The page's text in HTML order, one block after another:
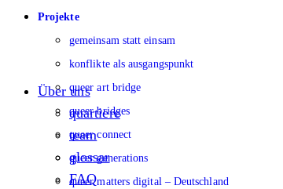
Projekte
gemeinsam statt einsam
konflikte als ausgangspunkt
queer art bridge
queer bridges
queer connect
queer generations
queer matters digital – Deutschland
Über uns
quartiere
team
glossar
FAQ